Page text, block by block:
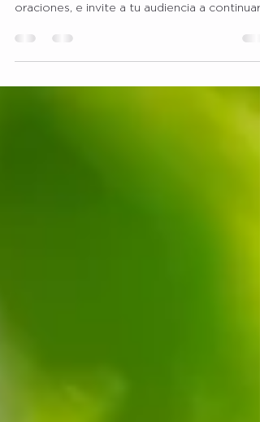
resuma dicha publicación en un par de